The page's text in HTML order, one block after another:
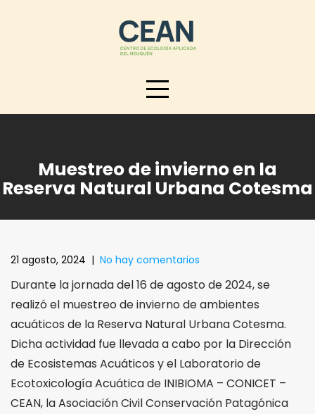
Muestreo de invierno en la
Reserva Natural Urbana Cotesma
21 agosto, 2024 | No hay comentarios
Durante la jornada del 16 de agosto de 2024, se
realizó el muestreo de invierno de ambientes
acuáticos de la Reserva Natural Urbana Cotesma.
Dicha actividad fue llevada a cabo por la Dirección
de Ecosistemas Acuáticos y el Laboratorio de
Ecotoxicología Acuática de INIBIOMA – CONICET –
CEAN, la Asociación Civil Conservación Patagónica